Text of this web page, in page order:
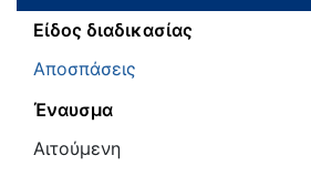
Είδος διαδικασίας
Αποσπάσεις
Έναυσμα
Αιτούμενη